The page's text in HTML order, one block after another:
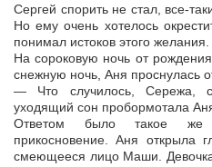
Сергей спорить не стал, все-
Но ему очень хотелось
понимал истоков этого желания.
На сороковую ночь от
снежную ночь, Аня проснулась
— Что случилось, Сережа,
уходящий сон пробормотала
Ответом было такое же
прикосновение. Аня открыла
смеющееся лицо Маши.